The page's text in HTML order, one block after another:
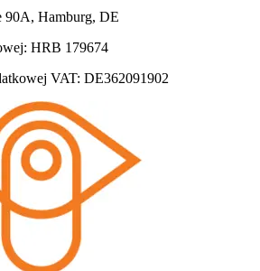
90A, Hamburg, DE
HRB 179674
VAT: DE362091902